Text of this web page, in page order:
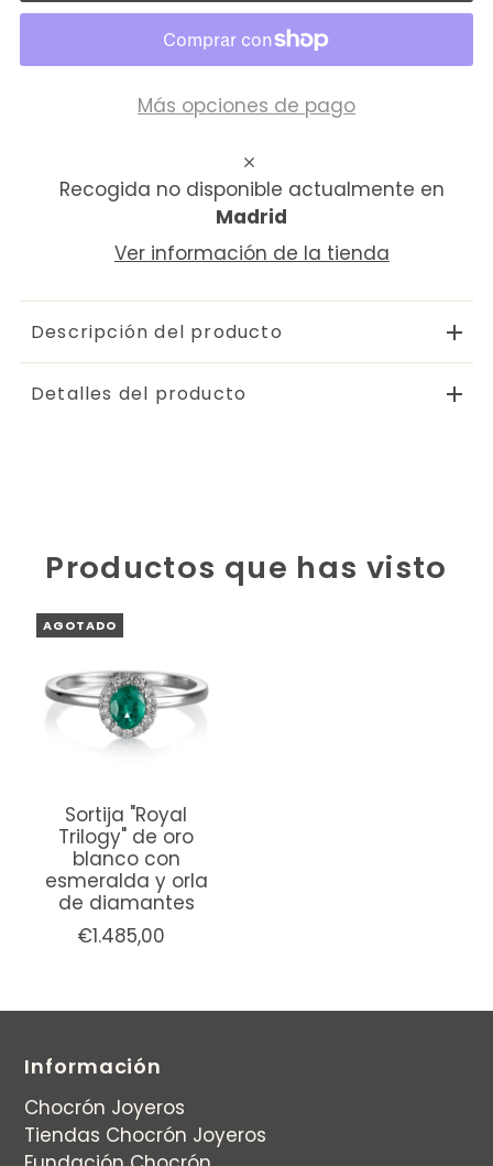
Más opciones de pago
Recogida no disponible actualmente en
Madrid
Ver información de la tienda
Descripción del producto
Detalles del producto
Productos que has visto
AGOTADO
Sortija "Royal
Trilogy" de oro
blanco con
esmeralda y orla
de diamantes
€1.485,00
Información
Chocrón Joyeros
Tiendas Chocrón Joyeros